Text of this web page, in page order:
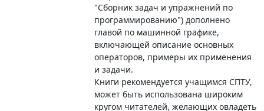
"Сборник задач и упражнений по
программированию") дополнено
главой по машинной графике,
включающей описание основных
операторов, примеры их применения
и задачи.
Книги рекомендуется учащимся СПТУ,
может быть использована широким
кругом читателей, желающих овладеть